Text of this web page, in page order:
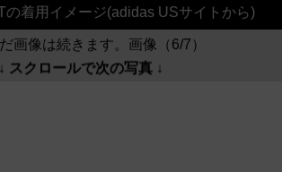
の着用イメージ(adidas USサイトから)
画像は続きます。画像（6/7）
↓ スクロールで次の写真 ↓